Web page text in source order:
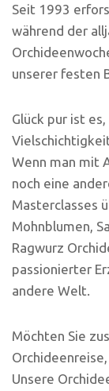
Seit 1993
während der
unserer festen
Glück pur ist
Wenn man mit
noch eine
Masterclasses
Mohnblumen,
Ragwurz
passionierter
andere Welt.
Möchten Sie
Orchideenreise,
Unsere